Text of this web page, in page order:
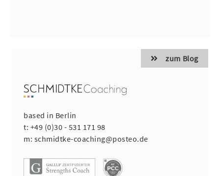
zum Blog
based in Berlin
t: +49 (0)30 - 531 171 98
m: schmidtke-coaching@posteo.de